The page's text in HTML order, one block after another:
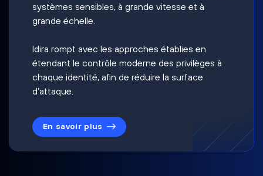
systèmes sensibles, à grande vitesse et à
grande échelle.
Idira rompt avec les approches établies en
étendant le contrôle moderne des privilèges à
chaque identité, afin de réduire la surface
d’attaque.
En savoir plus